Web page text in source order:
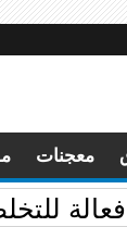
معجنات